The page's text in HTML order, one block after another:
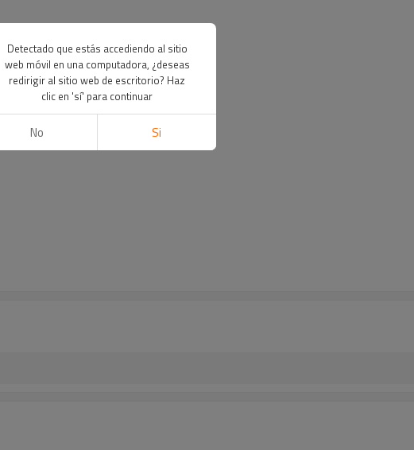
Detectado que estás accediendo al sitio
web móvil en una computadora, ¿deseas
redirigir al sitio web de escritorio? Haz
clic en 'sí' para continuar
No Si